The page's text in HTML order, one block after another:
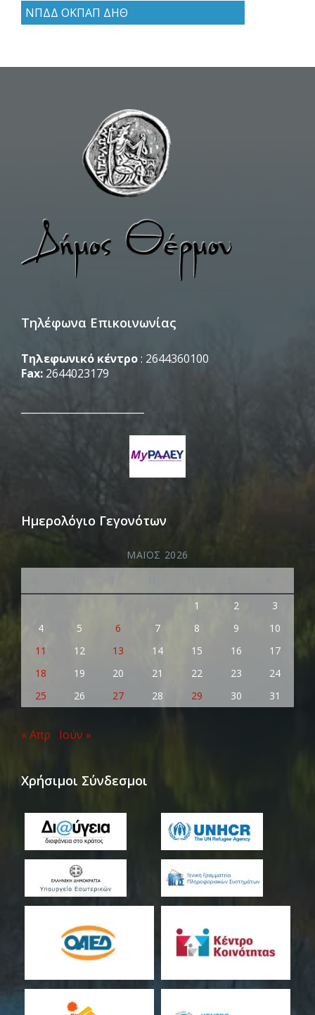
ΝΠΔΔ ΟΚΠΑΠ ΔΗΘ
Τηλέφωνα Επικοινωνίας
Τηλεφωνικό κέντρο: 2644360100
Fax: 2644023179
Ημερολόγιο Γεγονότων
ΜΆΙΟΣ 2026
1
2
3
4
5 6 7 8 9
10
11
12 13 14 15 16
17
18
19 20 21 22 23
24
25
26 27 28 29 30 31
« Απρ Ιούν »
Χρήσιμοι Σύνδεσμοι